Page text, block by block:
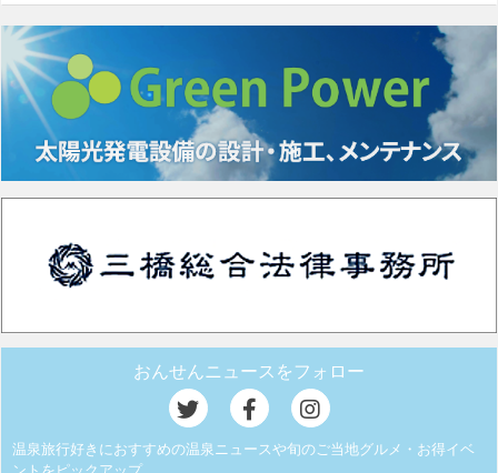
おんせんニュースをフォロー
温泉旅行好きにおすすめの温泉ニュースや旬のご当地グルメ・お得イベ